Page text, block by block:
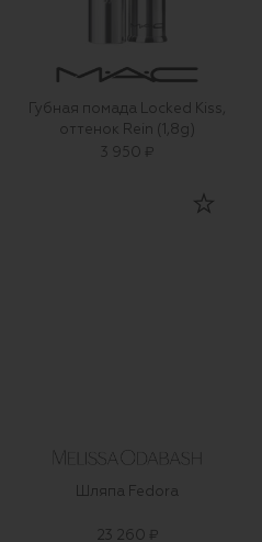
Губная помада Locked Kiss,
оттенок Rein (1,8g)
3 950 ₽
Шляпа Fedora
23 260 ₽